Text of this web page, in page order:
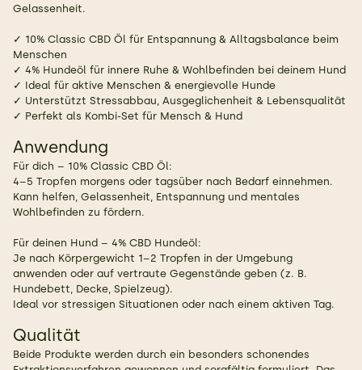
Gelassenheit.
✓ 10% Classic CBD Öl für Entspannung & Alltagsbalance beim
Menschen
✓ 4% Hundeöl für innere Ruhe & Wohlbefinden bei deinem Hund
✓ Ideal für aktive Menschen & energievolle Hunde
✓ Unterstützt Stressabbau, Ausgeglichenheit & Lebensqualität
✓ Perfekt als Kombi-Set für Mensch & Hund
Anwendung
Für dich – 10% Classic CBD Öl:
4–5 Tropfen morgens oder tagsüber nach Bedarf einnehmen.
Kann helfen, Gelassenheit, Entspannung und mentales
Wohlbefinden zu fördern.
Für deinen Hund – 4% CBD Hundeöl:
Je nach Körpergewicht 1–2 Tropfen in der Umgebung
anwenden oder auf vertraute Gegenstände geben (z. B.
Hundebett, Decke, Spielzeug).
Ideal vor stressigen Situationen oder nach einem aktiven Tag.
Qualität
Beide Produkte werden durch ein besonders schonendes